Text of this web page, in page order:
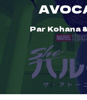
Par Kohana